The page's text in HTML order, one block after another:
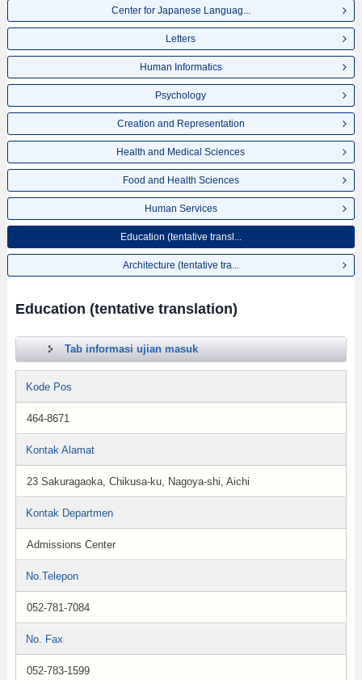
Center for Japanese Languag...
Letters
Human Informatics
Psychology
Creation and Representation
Health and Medical Sciences
Food and Health Sciences
Human Services
Education (tentative transl...
Architecture (tentative tra...
Education (tentative translation)
Tab informasi ujian masuk
Kode Pos
464-8671
Kontak Alamat
23 Sakuragaoka, Chikusa-ku, Nagoya-shi, Aichi
Kontak Departmen
Admissions Center
No.Telepon
052-781-7084
No. Fax
052-783-1599